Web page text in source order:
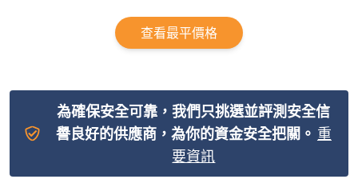
查看最平價格
為確保安全可靠，我們只挑選並評測安全信
譽良好的供應商，為你的資金安全把關。 重
要資訊